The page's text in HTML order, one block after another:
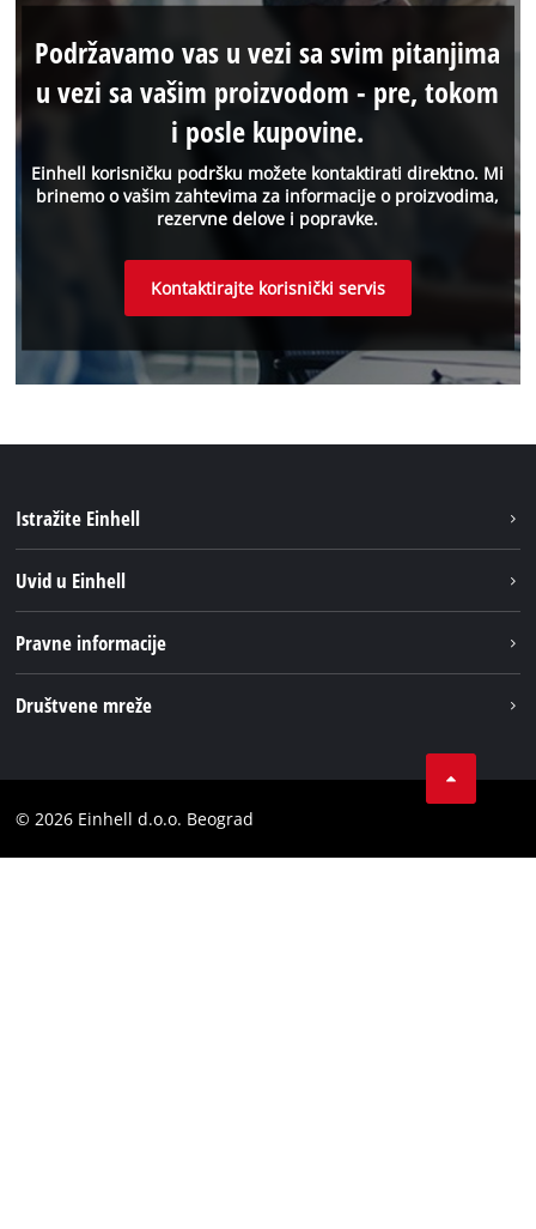
Einhell korisničku podršku možete kontaktirati direktno. Mi
brinemo o vašim zahtevima za informacije o proizvodima,
rezervne delove i popravke.
Podržavamo vas u vezi sa svim pitanjima
u vezi sa vašim proizvodom - pre, tokom
i posle kupovine.
Kontaktirajte korisnički servis
Istražite Einhell
Usluge
Uvid u Einhell
Pravne informacije
Usaglašenost
Društvene mreže
Facebook
© 2026 Einhell d.o.o. Beograd